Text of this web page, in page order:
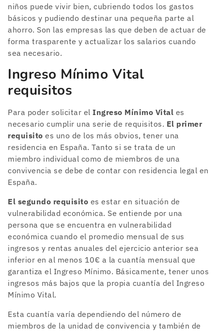
niños puede vivir bien, cubriendo todos los gastos
básicos y pudiendo destinar una pequeña parte al
ahorro. Son las empresas las que deben de actuar de
forma trasparente y actualizar los salarios cuando
sea necesario.
Ingreso Mínimo Vital
requisitos
Para poder solicitar el Ingreso Mínimo Vital es
necesario cumplir una serie de requisitos. El primer
requisito es uno de los más obvios, tener una
residencia en España. Tanto si se trata de un
miembro individual como de miembros de una
convivencia se debe de contar con residencia legal en
España.
El segundo requisito es estar en situación de
vulnerabilidad económica. Se entiende por una
persona que se encuentra en vulnerabilidad
económica cuando el promedio mensual de sus
ingresos y rentas anuales del ejercicio anterior sea
inferior en al menos 10€ a la cuantía mensual que
garantiza el Ingreso Mínimo. Básicamente, tener unos
ingresos más bajos que la propia cuantía del Ingreso
Mínimo Vital.
Esta cuantía varía dependiendo del número de
miembros de la unidad de convivencia y también de